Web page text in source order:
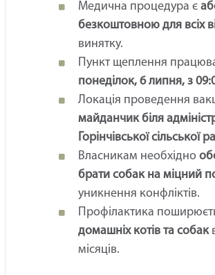
Медична процедура є
безкоштовною для всіх
винятку.
Пункт щеплення
понеділок, 6 липня, з
Локація проведення
майданчик біля
Горінчівської сільської
Власникам необхідно
брати собак на міцний
уникнення конфліктів.
Профілактика
домашніх котів та собак
місяців.